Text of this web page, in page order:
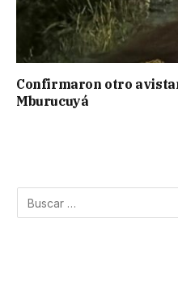
Confirmaron otro
Mburucuyá